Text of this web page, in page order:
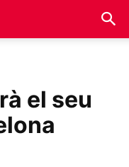
el seu